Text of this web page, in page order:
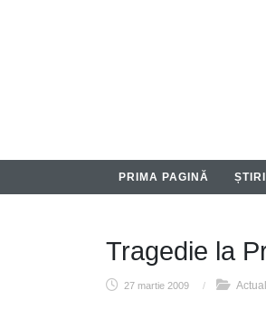
PRIMA PAGINĂ ȘTIRI
Tragedie la
27 martie 2009 /